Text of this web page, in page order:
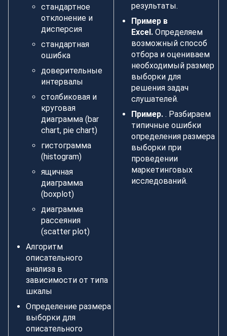
стандартное
отклонение и
дисперсия
стандартная
ошибка
доверительные
интервалы
столбиковая и
круговая
диаграмма (bar
chart, pie chart)
гистограмма
(histogram)
ящичная
диаграмма
(boxplot)
диаграмма
рассеяния
(scatter plot)
Алгоритм
описательного
анализа в
зависимости от типа
шкалы
Определение размера
выборки для
описательного
результаты.
Пример в
Excel. Определяем
возможный способ
отбора и оцениваем
необходимый размер
выборки для
решения задач
слушателей.
Пример. . Разбираем
типичные ошибки
определения размера
выборки при
проведении
маркетинговых
исследований.